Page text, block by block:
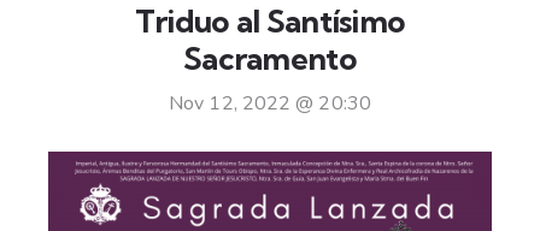
Triduo al Santísimo
Sacramento
Nov 12, 2022 @ 20:30